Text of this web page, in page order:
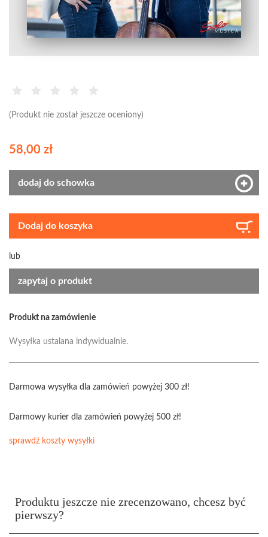
(Produkt nie został jeszcze oceniony)
58,00 zł
dodaj do schowka
Dodaj do koszyka
lub
zapytaj o produkt
Produkt na zamówienie
Wysyłka ustalana indywidualnie.
Darmowa wysyłka dla zamówień powyżej 300 zł!
Darmowy kurier dla zamówień powyżej 500 zł!
sprawdź koszty wysyłki
Produktu jeszcze nie zrecenzowano, chcesz być
pierwszy?